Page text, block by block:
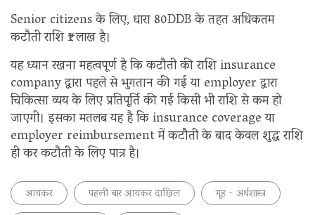
Senior citizens के लिए, धारा 80DDB के तहत अधिकतम
कटौती राशि ₹1 लाख है।
यह ध्यान रखना महत्वपूर्ण है कि कटौती की राशि insurance
company द्वारा पहले से भुगतान की गई या employer द्वारा
चिकित्सा व्यय के लिए प्रतिपूर्ति की गई किसी भी राशि से कम हो
जाएगी। इसका मतलब यह है कि insurance coverage या
employer reimbursement में कटौती के बाद केवल शुद्ध राशि
ही कर कटौती के लिए पात्र है।
आयकर पहली बार आयकर दाखिल
गृह - अर्थशास्त्र